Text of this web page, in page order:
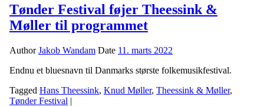
Tønder Festival føjer Theessink &
Møller til programmet
AuthorJakob Wandam Date 11. marts 2022
Endnu et bluesnavn til Danmarks største folkemusikfestival.
Tagged Hans Theessink, Knud Møller, Theessink & Møller,
Tønder Festival |